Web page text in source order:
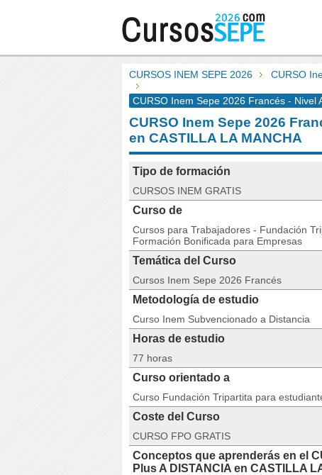
CURSOS INEM SEPE 2026 CURSO
CURSO Inem Sepe 2026 Francés - Nivel
CURSO Inem Sepe 2026
en CASTILLA LA MANCHA
Tipo de formación
CURSOS INEM GRATIS
Curso de
Cursos para Trabajadores - Fundación
Formación Bonificada para Empresas
Temática del Curso
Cursos Inem Sepe 2026 Francés
Metodología de estudio
Curso Inem Subvencionado a Distancia
Horas de estudio
77 horas
Curso orientado a
Curso Fundación Tripartita para
Coste del Curso
CURSO FPO GRATIS
Conceptos que aprenderás en el
Plus A DISTANCIA en CASTILLA